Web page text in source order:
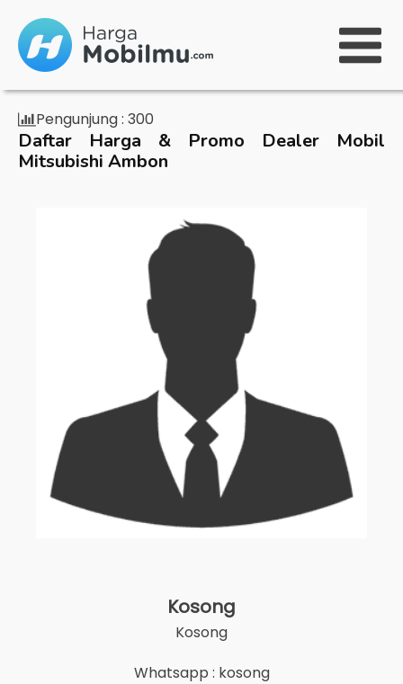
Pengunjung : 300
Daftar Harga & Promo Dealer Mobil
Mitsubishi Ambon
Kosong
Kosong
Whatsapp : kosong